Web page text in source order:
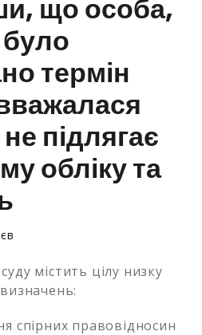
що особа,
термін
підлягає
обліку та
містить цілу низку
спірних правовідносин